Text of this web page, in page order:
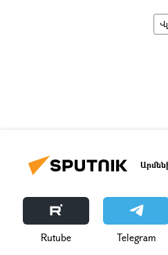
Rutube Telegram